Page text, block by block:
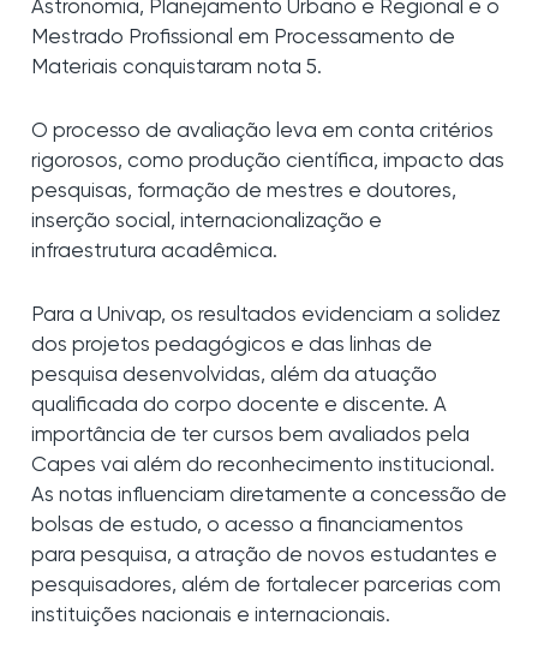
Astronomia, Planejamento Urbano e Regional e o
Mestrado Profissional em Processamento de
Materiais conquistaram nota 5.
O processo de avaliação leva em conta critérios
rigorosos, como produção científica, impacto das
pesquisas, formação de mestres e doutores,
inserção social, internacionalização e
infraestrutura acadêmica.
Para a Univap, os resultados evidenciam a solidez
dos projetos pedagógicos e das linhas de
pesquisa desenvolvidas, além da atuação
qualificada do corpo docente e discente. A
importância de ter cursos bem avaliados pela
Capes vai além do reconhecimento institucional.
As notas influenciam diretamente a concessão de
bolsas de estudo, o acesso a financiamentos
para pesquisa, a atração de novos estudantes e
pesquisadores, além de fortalecer parcerias com
instituições nacionais e internacionais.